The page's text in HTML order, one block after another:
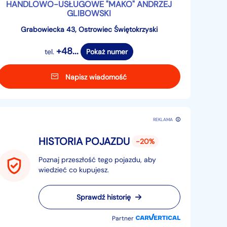
HANDLOWO-USŁUGOWE "MAKO" ANDRZEJ
GLIBOWSKI
Grabowiecka 43, Ostrowiec Świętokrzyski
tel. +48... Pokaż numer
Napisz wiadomość
REKLAMA
HISTORIA POJAZDU
-20%
Poznaj przeszłość tego pojazdu, aby
wiedzieć co kupujesz.
Sprawdź historię
Partner